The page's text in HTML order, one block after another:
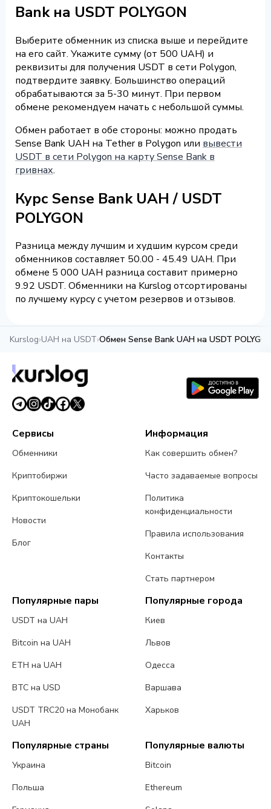
Bank на USDT POLYGON
Выберите обменник из списка выше и перейдите
на его сайт. Укажите сумму (от 500 UAH) и
реквизиты для получения USDT в сети Polygon,
подтвердите заявку. Большинство операций
обрабатываются за 5-30 минут. При первом
обмене рекомендуем начать с небольшой суммы.
Обмен работает в обе стороны: можно продать
Sense Bank UAH на Tether в Polygon или вывести
USDT в сети Polygon на карту Sense Bank в
гривнах.
Курс Sense Bank UAH / USDT
POLYGON
Разница между лучшим и худшим курсом среди
обменников составляет 50.00 - 45.49 UAH. При
обмене 5 000 UAH разница составит примерно
9.92 USDT. Обменники на Kurslog отсортированы
по лучшему курсу с учетом резервов и отзывов.
Kurslog›UAH на USDT›Обмен Sense Bank UAH на USDT
Сервисы
Обменники
Криптобиржи
Криптокошельки
Новости
Блог
Информация
Как совершить обмен?
Часто задаваемые вопросы
Политика
конфиденциальности
Правила использования
Контакты
Стать партнером
Популярные пары
USDT на UAH
Bitcoin на UAH
ETH на UAH
BTC на USD
USDT TRC20 на Монобанк
UAH
Популярные города
Киев
Львов
Одесса
Варшава
Харьков
Популярные страны
Украина
Польша
Популярные валюты
Bitcoin
Ethereum